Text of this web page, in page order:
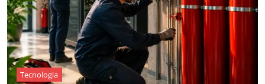
Tecnologia